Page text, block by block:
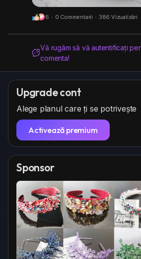
6 · 0 Commentarii · 386 Vizualizări
Vă rugăm să vă autentificați
comenta!
Upgrade cont
Alege planul care ți se potrivește
Activează premium
Sponsor